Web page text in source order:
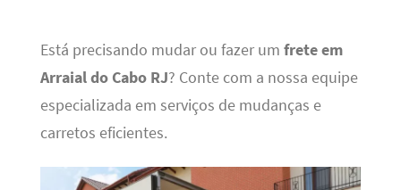
Está precisando mudar ou fazer um frete em
Arraial do Cabo RJ? Conte com a nossa equipe
especializada em serviços de mudanças e
carretos eficientes.